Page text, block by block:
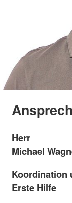
Herr
Michael
Koordination
Erste Hilfe